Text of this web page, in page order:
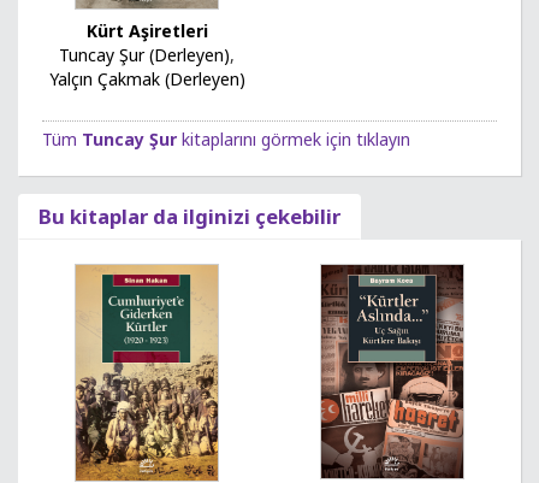
Kürt Aşiretleri
Tuncay Şur (Derleyen),
Yalçın Çakmak (Derleyen)
Tüm Tuncay Şur kitaplarını görmek için tıklayın
Bu kitaplar da ilginizi çekebilir